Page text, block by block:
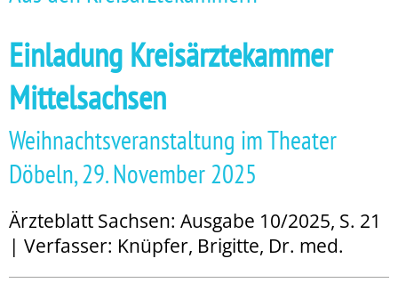
Einladung Kreisärztekammer
Mittelsachsen
Weihnachtsveranstaltung im Theater
Döbeln, 29. November 2025
Ärzteblatt Sachsen: Ausgabe 10/2025, S. 21
| Verfasser: Knüpfer, Brigitte, Dr. med.